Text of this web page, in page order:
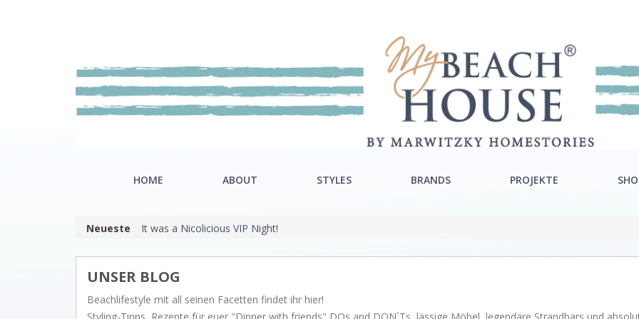
HOME ABOUT
Our mission
Showroom
STYLES
Hampton Style
BRANDS
Ocean House
PROJEKTE
Neueste It was a Nicolicious VIP Night!
UNSER BLOG
Beachlifestyle mit all seinen Facetten findet ihr hier!